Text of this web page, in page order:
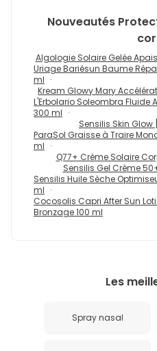
Nouveautés
Algologie Solaire Gelée
Uriage Bariésun Baume
ml
Kream Glowy Mary
L'Erbolario Soleombra Fluide
300 ml
Sensilis Skin
ParaSol Graisse à Traire
ml
Q77+ Crème Solaire
Sensilis Gel Crème
Sensilis Huile Sèche
ml
Cocosolis Capri After Sun
Bronzage 100 ml
Les
Spray nasal